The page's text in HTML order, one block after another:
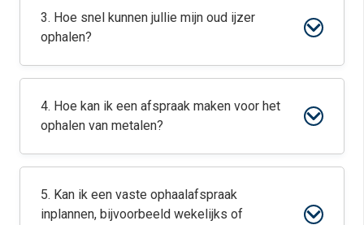
3. Hoe snel kunnen jullie mijn oud ijzer
ophalen?
4. Hoe kan ik een afspraak maken voor het
ophalen van metalen?
5. Kan ik een vaste ophaalafspraak
inplannen, bijvoorbeeld wekelijks of